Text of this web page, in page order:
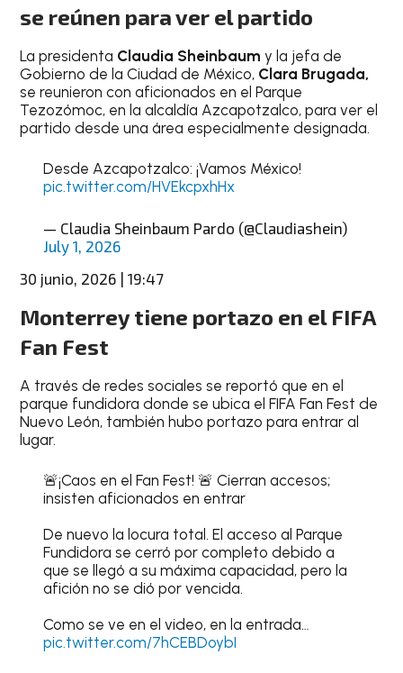
se reúnen para ver el partido
La presidenta Claudia Sheinbaumy la jefa de
Gobierno de la Ciudad de México, Clara Brugada,
se reunieron con aficionados en el Parque
Tezozómoc, en la alcaldía Azcapotzalco, para ver el
partido desde una área especialmente designada.
Desde Azcapotzalco: ¡Vamos México!
pic.twitter.com/HVEkcpxhHx
— Claudia Sheinbaum Pardo (@Claudiashein)
July 1, 2026
30 junio, 2026 | 19:47
Monterrey tiene portazo en el FIFA
Fan Fest
A través de redes sociales se reportó que en el
parque fundidora donde se ubica el FIFA Fan Fest de
Nuevo León, también hubo portazo para entrar al
lugar.
🚨¡Caos en el Fan Fest! 🚨 Cierran accesos;
insisten aficionados en entrar
De nuevo la locura total. El acceso al Parque
Fundidora se cerró por completo debido a
que se llegó a su máxima capacidad, pero la
afición no se dió por vencida.
Como se ve en el video, en la entrada…
pic.twitter.com/7hCEBDoybI